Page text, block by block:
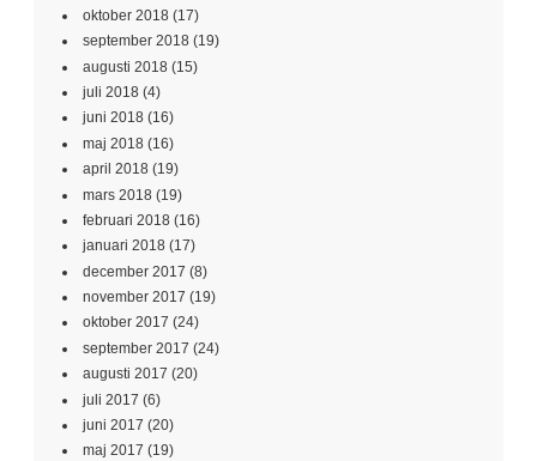
oktober 2018 (17)
september 2018 (19)
augusti 2018 (15)
juli 2018 (4)
juni 2018 (16)
maj 2018 (16)
april 2018 (19)
mars 2018 (19)
februari 2018 (16)
januari 2018 (17)
december 2017 (8)
november 2017 (19)
oktober 2017 (24)
september 2017 (24)
augusti 2017 (20)
juli 2017 (6)
juni 2017 (20)
maj 2017 (19)